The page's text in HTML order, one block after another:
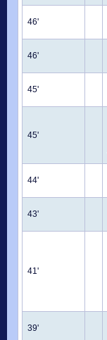
46'
46'
45'
45'
44'
43'
41'
39'